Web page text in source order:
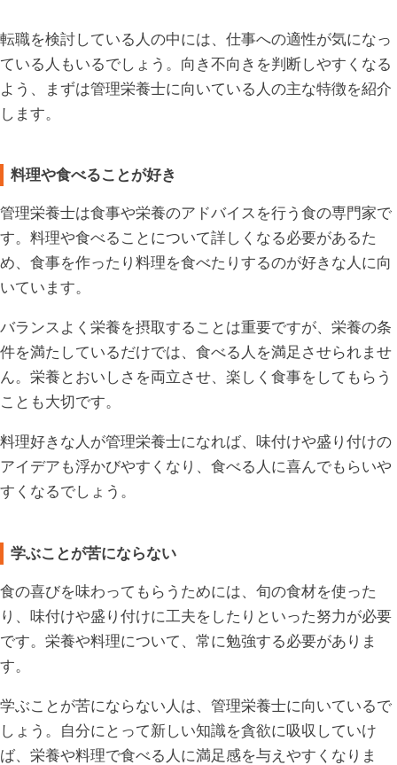
転職を検討している人の中には、仕事への適性が気になっ
ている人もいるでしょう。向き不向きを判断しやすくなる
よう、まずは管理栄養士に向いている人の主な特徴を紹介
します。
料理や食べることが好き
管理栄養士は食事や栄養のアドバイスを行う食の専門家で
す。料理や食べることについて詳しくなる必要があるた
め、食事を作ったり料理を食べたりするのが好きな人に向
いています。
バランスよく栄養を摂取することは重要ですが、栄養の条
件を満たしているだけでは、食べる人を満足させられませ
ん。栄養とおいしさを両立させ、楽しく食事をしてもらう
ことも大切です。
料理好きな人が管理栄養士になれば、味付けや盛り付けの
アイデアも浮かびやすくなり、食べる人に喜んでもらいや
すくなるでしょう。
学ぶことが苦にならない
食の喜びを味わってもらうためには、旬の食材を使った
り、味付けや盛り付けに工夫をしたりといった努力が必要
です。栄養や料理について、常に勉強する必要がありま
す。
学ぶことが苦にならない人は、管理栄養士に向いているで
しょう。自分にとって新しい知識を貪欲に吸収していけ
ば、栄養や料理で食べる人に満足感を与えやすくなりま